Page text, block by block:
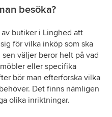
besöka?
butiker i Linghed att
för vilka inköp som ska
väljer beror helt på vad
eller specifika
bör man efterforska vilka
Det finns nämligen
olika inriktningar.